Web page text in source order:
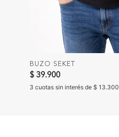
BUZO SEKET
$ 39.900
3 cuotas sin interés de $ 13.300